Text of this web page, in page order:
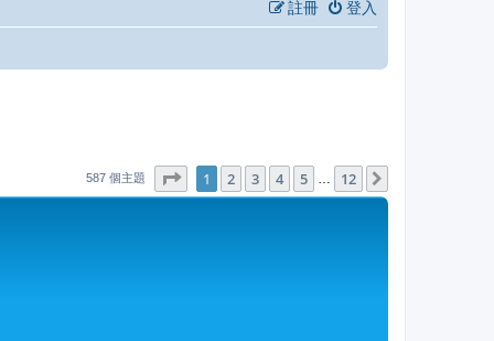
登入
註冊
587 個主題 1 頁 (共 12頁)
1 2 3 4 5 … 12